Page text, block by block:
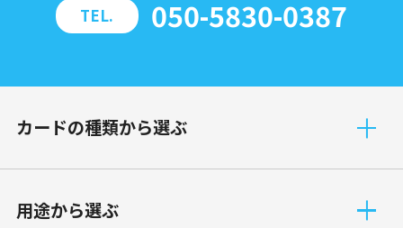
TEL. 050-5830-0387
カードの種類から選ぶ
⽤途から選ぶ